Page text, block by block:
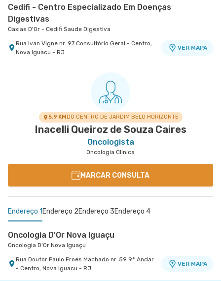
Cedifi - Centro Especializado Em Doenças
Digestivas
Caxias D'Or - Cedifi Saude Digestiva
Rua Ivan Vigne nr. 97 Consultório Geral - Centro,
Nova Iguacu - RJ
VER MAPA
5.9 KMDO CENTRO DE JARDIM BELO HORIZONTE
Inacelli Queiroz de Souza Caires
Oncologista
Oncologia Clinica
MARCAR CONSULTA
Endereço 1 Endereço 2Endereço 3Endereço 4
Oncologia D'Or Nova Iguaçu
Oncologia D'Or Nova Iguaçu
Rua Doutor Paulo Froes Machado nr. 59 9° Andar
- Centro, Nova Iguacu - RJ
VER MAPA
Oncologia D'Or Campo Grande- Centro Medico
Oncologia D'Or Analia Franco
Oncologia D'Or Santa Cruz